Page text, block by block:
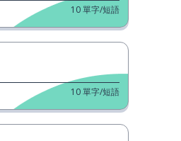
10單字/短語
10單字/短語